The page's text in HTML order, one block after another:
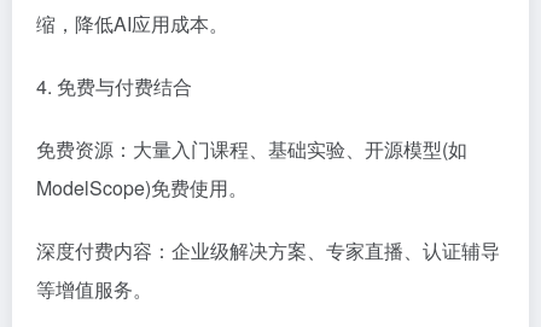
缩，降低AI应用成本。
4. 免费与付费结合
免费资源：大量入门课程、基础实验、开源模型(如
ModelScope)免费使用。
深度付费内容：企业级解决方案、专家直播、认证辅导
等增值服务。